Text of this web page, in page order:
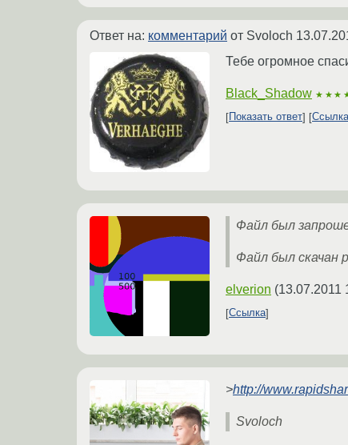
Ответ на: комментарий от Svoloch
Тебе огромное
Black_Shadow
Показать ответ Ссылка
Файл был
Файл был скачан
elverion (13.07.2011
Ссылка
>http://
Svoloch